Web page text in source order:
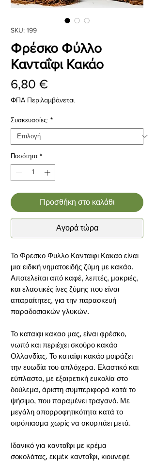
SKU: 199
Φρέσκο Φύλλο
Κανταΐφι Κακάο
6,80 €Τιμή
ΦΠΑ Περιλαμβάνεται
Συσκευασίες: *
Ποσότητα *
Προσθήκη στο καλάθι
Αγορά τώρα
Το Φρεσκο Φυλλο Κανταιφι Κακαο είναι
μια ειδική νηματοειδής ζύμη με κακάο.
Αποτελείται από καφέ, λεπτές, μακριές,
και ελαστικές ίνες ζύμης που είναι
απαραίτητες, για την παρασκευή
παραδοσιακών γλυκών.
Το καταιφι κακαο μας, είναι φρέσκο,
νωπό και περιέχει σκούρο κακάο
Ολλανδίας. Το καταΐφι κακάο μοιράζει
την ευωδία του απλόχερα. Ελαστικό και
εύπλαστο, με εξαιρετική ευκολία στο
δούλεμα, άριστη συμπεριφορά κατά το
ψήσιμο, που παραμένει τραγανό. Με
μεγάλη απορροφητικότητα κατά το
σιρόπιασμα χωρίς να σκορπάει μετά.
Ιδανικό για κανταΐφι με κρέμα
σοκολάτας, εκμέκ κανταΐφι, κιουνεφέ